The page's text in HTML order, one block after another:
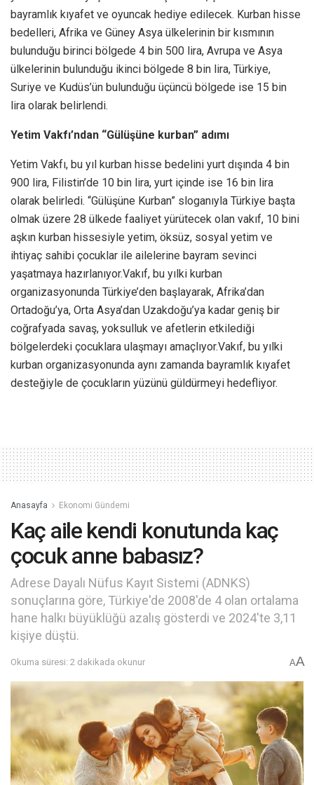
bayramlık kıyafet ve oyuncak hediye edilecek. Kurban hisse
bedelleri, Afrika ve Güney Asya ülkelerinin bir kısmının
bulunduğu birinci bölgede 4 bin 500 lira, Avrupa ve Asya
ülkelerinin bulunduğu ikinci bölgede 8 bin lira, Türkiye,
Suriye ve Kudüs’ün bulunduğu üçüncü bölgede ise 15 bin
lira olarak belirlendi.
Yetim Vakfı’ndan “Gülüşüne kurban” adımı
Yetim Vakfı, bu yıl kurban hisse bedelini yurt dışında 4 bin
900 lira, Filistin’de 10 bin lira, yurt içinde ise 16 bin lira
olarak belirledi. “Gülüşüne Kurban” sloganıyla Türkiye başta
olmak üzere 28 ülkede faaliyet yürütecek olan vakıf, 10 bini
aşkın kurban hissesiyle yetim, öksüz, sosyal yetim ve
ihtiyaç sahibi çocuklar ile ailelerine bayram sevinci
yaşatmaya hazırlanıyor.Vakıf, bu yılki kurban
organizasyonunda Türkiye’den başlayarak, Afrika’dan
Ortadoğu’ya, Orta Asya’dan Uzakdoğu’ya kadar geniş bir
coğrafyada savaş, yoksulluk ve afetlerin etkilediği
bölgelerdeki çocuklara ulaşmayı amaçlıyor.Vakıf, bu yılki
kurban organizasyonunda aynı zamanda bayramlık kıyafet
desteğiyle de çocukların yüzünü güldürmeyi hedefliyor.
Anasayfa Ekonomi Gündemi
Kaç aile kendi konutunda kaç
çocuk anne babasız?
Adrese Dayalı Nüfus Kayıt Sistemi (ADNKS)
sonuçlarına göre, Türkiye'de 2008'de 4 olan ortalama
hane halkı büyüklüğü azalış gösterdi ve 2024'te 3,11
kişiye düştü.
Okuma süresi: 2 dakikada okunur AA